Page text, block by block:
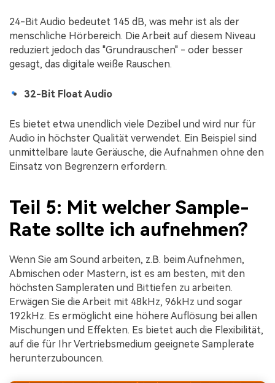
24-Bit Audio bedeutet 145 dB, was mehr ist als der
menschliche Hörbereich. Die Arbeit auf diesem Niveau
reduziert jedoch das "Grundrauschen" - oder besser
gesagt, das digitale weiße Rauschen.
32-Bit Float Audio
Es bietet etwa unendlich viele Dezibel und wird nur für
Audio in höchster Qualität verwendet. Ein Beispiel sind
unmittelbare laute Geräusche, die Aufnahmen ohne den
Einsatz von Begrenzern erfordern.
Teil 5: Mit welcher Sample-
Rate sollte ich aufnehmen?
Wenn Sie am Sound arbeiten, z.B. beim Aufnehmen,
Abmischen oder Mastern, ist es am besten, mit den
höchsten Sampleraten und Bittiefen zu arbeiten.
Erwägen Sie die Arbeit mit 48kHz, 96kHz und sogar
192kHz. Es ermöglicht eine höhere Auflösung bei allen
Mischungen und Effekten. Es bietet auch die Flexibilität,
auf die für Ihr Vertriebsmedium geeignete Samplerate
herunterzubouncen.